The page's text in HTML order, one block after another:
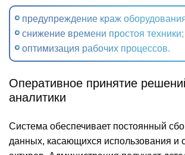
предупреждение краж
снижение времени простоя техники;
оптимизация рабочих процессов.
Оперативное принятие
аналитики
Система обеспечивает постоянный
данных, касающихся использования и